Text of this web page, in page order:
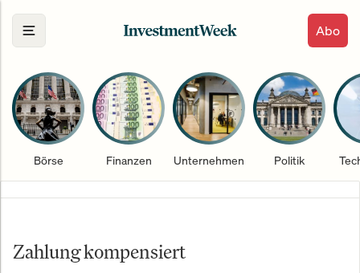
Abo
Börse Finanzen Unternehmen Politik
Zahlung kompensiert